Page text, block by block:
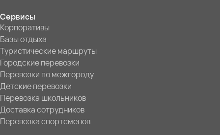
Сервисы
Корпоративы
Базы отдыха
Туристические маршруты
Городские перевозки
Перевозки по межгороду
Детские перевозки
Перевозка школьников
Доставка сотрудников
Перевозка спортсменов